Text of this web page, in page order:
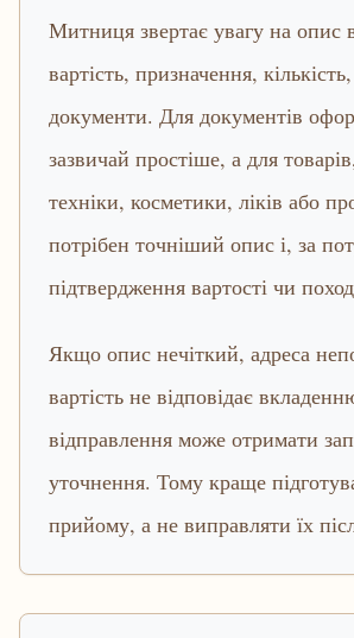
Митниця звертає увагу на опис
вартість, призначення,
документи. Для документів
зазвичай простіше, а для
техніки, косметики, ліків або
потрібен точніший опис і, за
підтвердження вартості чи
Якщо опис нечіткий, адреса
вартість не відповідає
відправлення може отримати
уточнення. Тому краще
прийому, а не виправляти їх